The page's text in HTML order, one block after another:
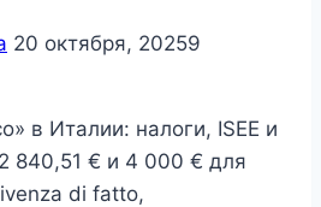
20 октября, 20259
в Италии: налоги, ISEE и
840,51 € и 4 000 € для
di fatto,